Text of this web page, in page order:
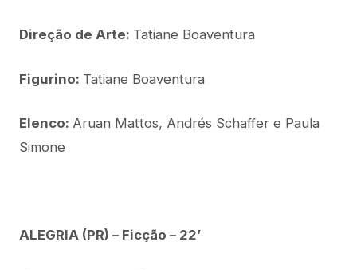
Direção de Arte: Tatiane Boaventura
Figurino: Tatiane Boaventura
Elenco: Aruan Mattos, Andrés Schaffer e Paula
Simone
ALEGRIA (PR) – Ficção – 22’